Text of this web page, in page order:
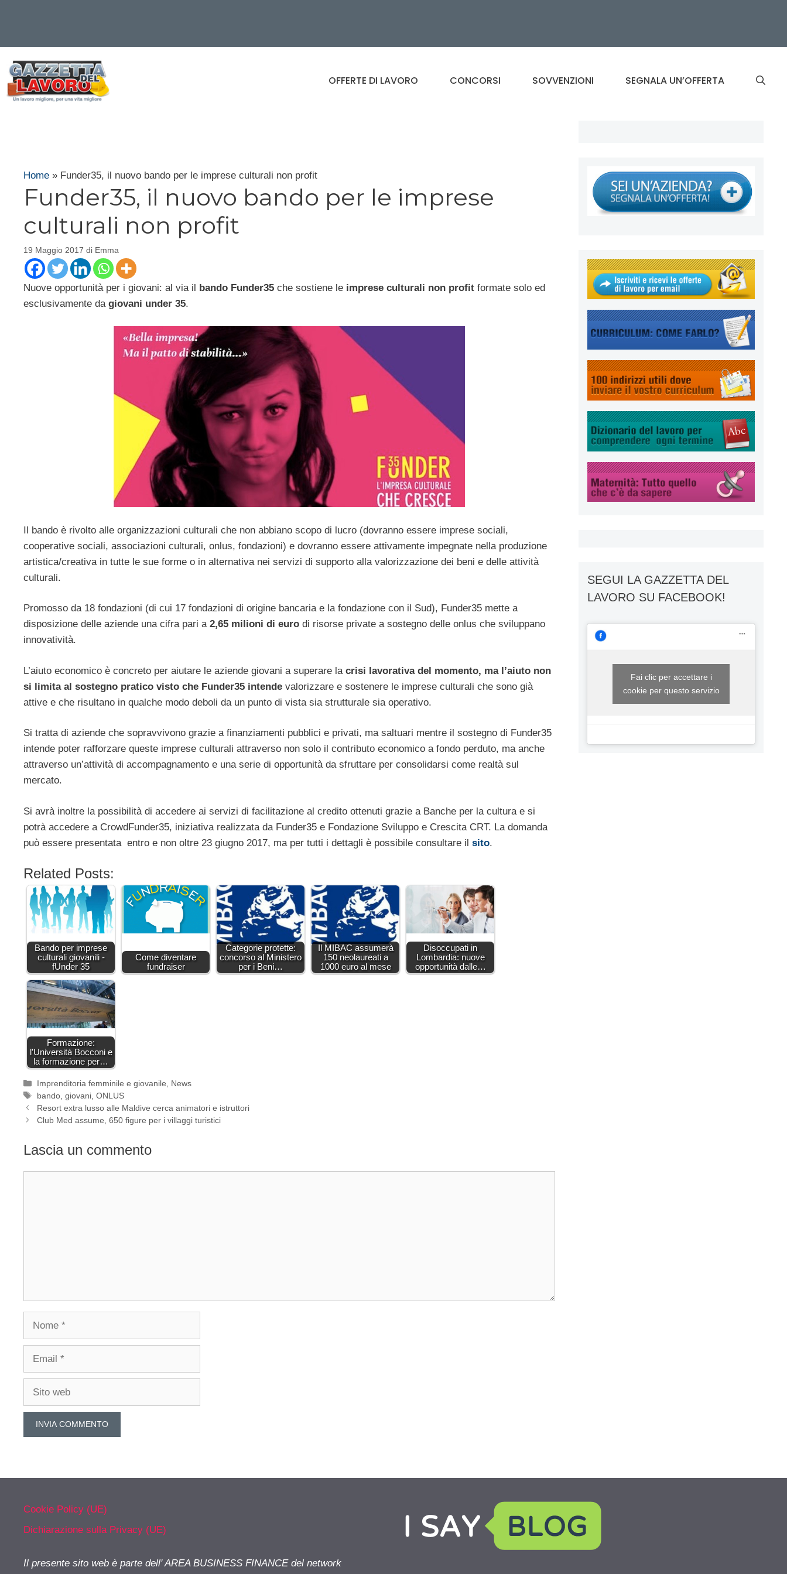
contenuto
OFFERTE DI LAVORO CONCORSI SOVVENZIONI SEGNALA UN’OFFERTA
Home » Funder35, il nuovo bando per le imprese culturali non profit
Funder35, il nuovo bando per le imprese
culturali non profit
19 Maggio 2017 di Emma
Nuove opportunità per i giovani: al via il bando Funder35 che sostiene le imprese culturali non profit formate solo ed
esclusivamente da giovani under 35.
Il bando è rivolto alle organizzazioni culturali che non abbiano scopo di lucro (dovranno essere imprese sociali,
cooperative sociali, associazioni culturali, onlus, fondazioni) e dovranno essere attivamente impegnate nella produzione
artistica/creativa in tutte le sue forme o in alternativa nei servizi di supporto alla valorizzazione dei beni e delle attività
culturali.
Promosso da 18 fondazioni (di cui 17 fondazioni di origine bancaria e la fondazione con il Sud), Funder35 mette a
disposizione delle aziende una cifra pari a2,65 milioni di euro di risorse private a sostegno delle onlus che sviluppano
innovatività.
L’aiuto economico è concreto per aiutare le aziende giovani a superare la crisi lavorativa del momento, ma l’aiuto non
si limita al sostegno pratico visto che Funder35 intende valorizzare e sostenere le imprese culturali che sono già
attive e che risultano in qualche modo deboli da un punto di vista sia strutturale sia operativo.
Si tratta di aziende che sopravvivono grazie a finanziamenti pubblici e privati, ma saltuari mentre il sostegno di Funder35
intende poter rafforzare queste imprese culturali attraverso non solo il contributo economico a fondo perduto, ma anche
attraverso un’attività di accompagnamento e una serie di opportunità da sfruttare per consolidarsi come realtà sul
mercato.
Si avrà inoltre la possibilità di accedere ai servizi di facilitazione al credito ottenuti grazie a Banche per la cultura e si
potrà accedere a CrowdFunder35, iniziativa realizzata da Funder35 e Fondazione Sviluppo e Crescita CRT. La domanda
può essere presentata entro e non oltre 23 giugno 2017, ma per tutti i dettagli è possibile consultare il sito.
Related Posts:
Bando per imprese
culturali giovanili -
fUnder 35
Come diventare
fundraiser
Categorie protette:
concorso al Ministero
per i Beni…
Il MIBAC assumerà
150 neolaureati a
1000 euro al mese
Disoccupati in
Lombardia: nuove
opportunità dalle…
Formazione:
l’Università Bocconi e
la formazione per…
Categorie
Imprenditoria femminile e giovanile
News
Tag
bando ,giovani ,ONLUS
Resort extra lusso alle Maldive cerca animatori e istruttori
Club Med assume, 650 figure per i villaggi turistici
Lascia un commento
SEGUI LA GAZZETTA DEL
LAVORO SU FACEBOOK!
Fai clic per accettare i
cookie per questo servizio
Cookie Policy (UE)
Dichiarazione sulla Privacy (UE)
Il presente sito web è parte dell' AREA BUSINESS FINANCE del network